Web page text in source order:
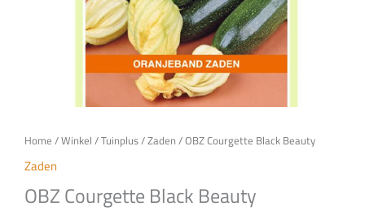
Home /Winkel /Tuinplus/Zaden / OBZ Courgette Black Beauty
Zaden
OBZ Courgette Black Beauty